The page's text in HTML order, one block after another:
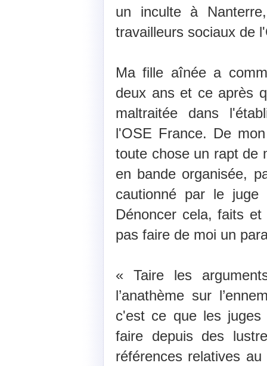
un inculte à
travailleurs sociaux de
Ma fille aînée a
deux ans et ce après
maltraitée dans
l'OSE France. De
toute chose un rapt de
en bande organisée,
cautionné par le juge
Dénoncer cela, faits
pas faire de moi un
« Taire les
l’anathème sur
c'est ce que les juges
faire depuis des
références relatives au